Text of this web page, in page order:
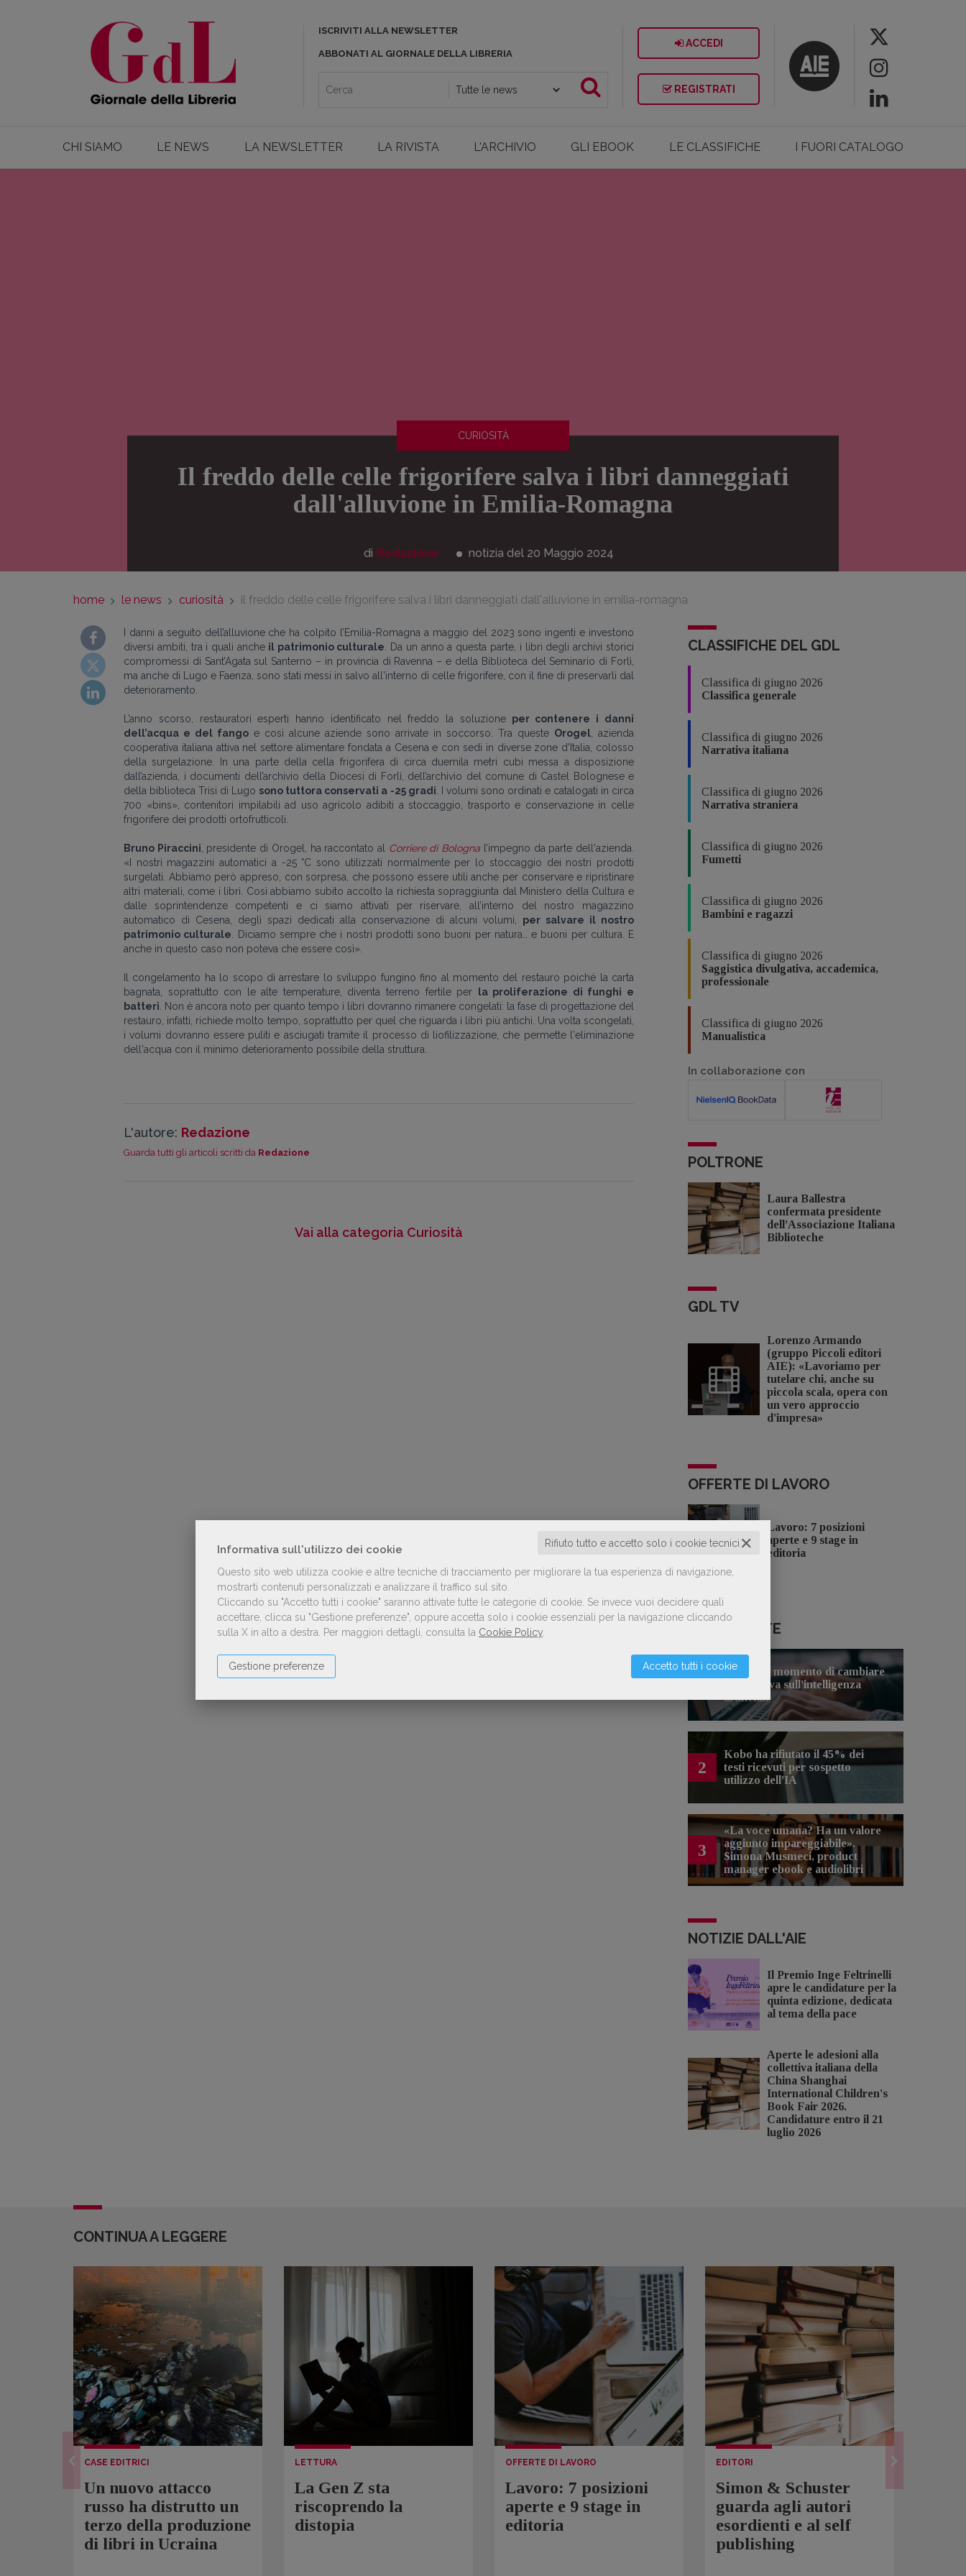
Informativa sull'utilizzo dei cookie ✕
Rifiuto tutto e accetto solo i cookie tecnici
Questo sito web utilizza cookie e altre tecniche di tracciamento per migliorare la tua esperienza di navigazione,
mostrarti contenuti personalizzati e analizzare il traffico sul sito.
Cliccando su "Accetto tutti i cookie" saranno attivate tutte le categorie di cookie. Se invece vuoi decidere quali
accettare, clicca su "Gestione preferenze", oppure accetta solo i cookie essenziali per la navigazione cliccando
sulla X in alto a destra.
Per maggiori dettagli, consulta la Cookie Policy
Accetto tutti i cookie
Gestione preferenze
ISCRIVITI ALLA NEWSLETTER
ABBONATI AL GIORNALE DELLA LIBRERIA
ACCEDI
REGISTRATI
CHI SIAMO LE NEWS LA NEWSLETTER LA RIVISTA L'ARCHIVIO GLI EBOOK LE CLASSIFICHE I FUORI CATALOGO
CURIOSITÀ
Il freddo delle celle frigorifere salva i libri danneggiati
dall'alluvione in Emilia-Romagna
di Redazione notizia del 20 Maggio 2024
home le news curiosità il freddo delle celle frigorifere salva i libri danneggiati dall'alluvione in emilia-romagna
I danni a seguito dell’alluvione che ha colpito l’Emilia-Romagna a maggio del 2023 sono ingenti e investono
diversi ambiti, tra i quali ancheil patrimonio culturale . Da un anno a questa parte, i libri degli archivi storici
compromessi di Sant’Agata sul Santerno – in provincia di Ravenna – e della Biblioteca del Seminario di Forlì,
ma anche di Lugo e Faenza, sono stati messi in salvo all'interno di celle frigorifere, con il fine di preservarli dal
deterioramento.
L’anno scorso, restauratori esperti hanno identificato nel freddo la soluzioneper contenere i danni
dell’acqua e del fango e così alcune aziende sono arrivate in soccorso. Tra queste Orogel , azienda
cooperativa italiana attiva nel settore alimentare fondata a Cesena e con sedi in diverse zone d'Italia, colosso
della surgelazione. In una parte della cella frigorifera di circa duemila metri cubi messa a disposizione
dall’azienda, i documenti dell’archivio della Diocesi di Forlì, dell’archivio del comune di Castel Bolognese e
della biblioteca Trisi di Lugo sono tuttora conservati a -25 gradi . I volumi sono ordinati e catalogati in circa
700 «bins», contenitori impilabili ad uso agricolo adibiti a stoccaggio, trasporto e conservazione in celle
frigorifere dei prodotti ortofrutticoli.
Bruno Piraccini , presidente di Orogel, ha raccontato al Corriere di Bologna l’impegno da parte dell'azienda.
«I nostri magazzini automatici a -25 °C sono utilizzati normalmente per lo stoccaggio dei nostri prodotti
surgelati. Abbiamo però appreso, con sorpresa, che possono essere utili anche per conservare e ripristinare
altri materiali, come i libri. Così abbiamo subito accolto la richiesta sopraggiunta dal Ministero della Cultura e
dalle soprintendenze competenti e ci siamo attivati per riservare, all’interno del nostro magazzino
automatico di Cesena, degli spazi dedicati alla conservazione di alcuni volumi, per salvare il nostro
patrimonio culturale . Diciamo sempre che i nostri prodotti sono buoni per natura… e buoni per cultura. E
anche in questo caso non poteva che essere così».
Il congelamento ha lo scopo di arrestare lo sviluppo fungino fino al momento del restauro poiché la carta
bagnata, soprattutto con le alte temperature, diventa terreno fertile per
la proliferazione di funghi e
batteri . Non è ancora noto per quanto tempo i libri dovranno rimanere congelati: la fase di progettazione del
restauro, infatti, richiede molto tempo, soprattutto per quel che riguarda i libri più antichi. Una volta scongelati,
i volumi dovranno essere puliti e asciugati tramite il processo di liofilizzazione, che permette l'eliminazione
dell'acqua con il minimo deterioramento possibile della struttura.
L'autore: Redazione
Guarda tutti gli articoli scritti da Redazione
Vai alla categoria Curiosità
CLASSIFICHE DEL GDL
Classifica di giugno 2026
Classifica generale
Classifica di giugno 2026
Narrativa italiana
Classifica di giugno 2026
Narrativa straniera
Classifica di giugno 2026
Fumetti
Classifica di giugno 2026
Bambini e ragazzi
Classifica di giugno 2026
Saggistica divulgativa, accademica,
professionale
Classifica di giugno 2026
Manualistica
In collaborazione con
POLTRONE
Laura Ballestra
confermata presidente
dell’Associazione Italiana
Biblioteche
GDL TV
Lorenzo Armando
(gruppo Piccoli editori
AIE): «Lavoriamo per
tutelare chi, anche su
piccola scala, opera con
un vero approccio
d'impresa»
OFFERTE DI LAVORO
Lavoro: 7 posizioni
aperte e 9 stage in
editoria
LE PIÙ LETTE
1
Forse è il momento di cambiare
prospettiva sull’intelligenza
artificiale
2
Kobo ha rifiutato il 45% dei
testi ricevuti per sospetto
utilizzo dell’IA
3
«La voce umana? Ha un valore
aggiunto impareggiabile».
Simona Musmeci, product
manager ebook e audiolibri
NOTIZIE DALL'AIE
Il Premio Inge Feltrinelli
apre le candidature per la
quinta edizione, dedicata
al tema della pace
Aperte le adesioni alla
collettiva italiana della
China Shanghai
International Children's
Book Fair 2026.
Candidature entro il 21
luglio 2026
CONTINUA A LEGGERE
CASE EDITRICI
Un nuovo attacco
russo ha distrutto un
terzo della produzione
di libri in Ucraina
LETTURA
La Gen Z sta
riscoprendo la
distopia
OFFERTE DI LAVORO
Lavoro: 7 posizioni
aperte e 9 stage in
editoria
EDITORI
Simon & Schuster
guarda agli autori
esordienti e al self
publishing